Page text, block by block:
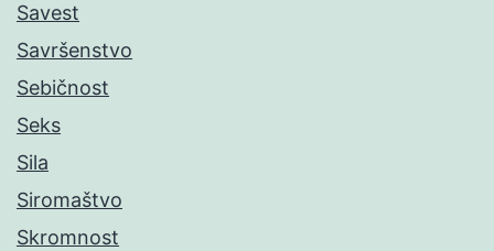
Savest
Savršenstvo
Sebičnost
Seks
Sila
Siromaštvo
Skromnost